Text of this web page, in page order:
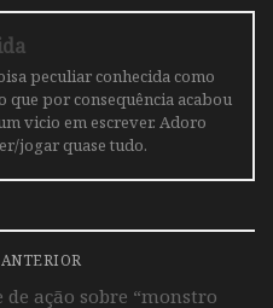
peculiar conhecida como
que por consequência acabou
vicio em escrever. Adoro
jogar quase tudo.
de ação sobre “monstro